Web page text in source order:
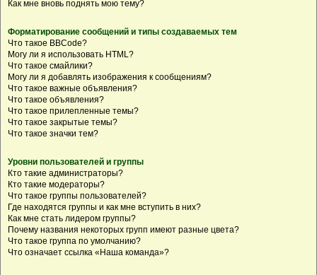
Как мне вновь поднять мою тему?
Форматирование сообщений и типы создаваемых тем
Что такое BBCode?
Могу ли я использовать HTML?
Что такое смайлики?
Могу ли я добавлять изображения к сообщениям?
Что такое важные объявления?
Что такое объявления?
Что такое прилепленные темы?
Что такое закрытые темы?
Что такое значки тем?
Уровни пользователей и группы
Кто такие администраторы?
Кто такие модераторы?
Что такое группы пользователей?
Где находятся группы и как мне вступить в них?
Как мне стать лидером группы?
Почему названия некоторых групп имеют разные цвета?
Что такое группа по умолчанию?
Что означает ссылка «Наша команда»?